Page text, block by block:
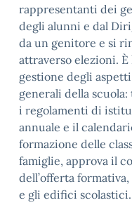
rappresentanti dei
degli alunni e dal
da un genitore e si
attraverso elezioni.
gestione degli
generali della
i regolamenti di
annuale e il
formazione delle
famiglie, approva il
dell’offerta
e gli edifici scolastici.